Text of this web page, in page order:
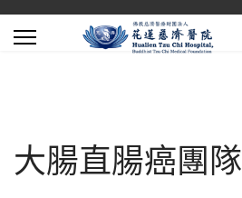
大腸直腸癌團隊